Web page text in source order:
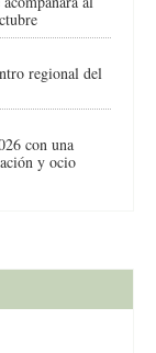
regional del
con una
y ocio